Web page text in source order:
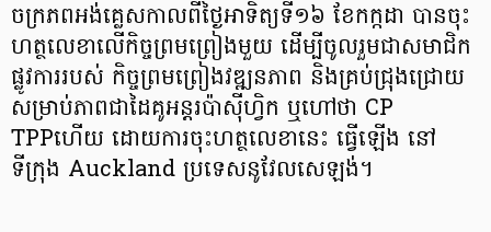
ចក្រភពអង់គ្លេសកាលពីថ្ងៃអាទិត្យទី១៦ ខែកក្កដា បានចុះ
ហត្ថលេខាលើកិច្ចព្រមព្រៀងមួយ ដើម្បីចូលរួមជាសមាជិក
ផ្លូវការរបស់ កិច្ចព្រមព្រៀងវឌ្ឍនភាព និងគ្រប់ជ្រុងជ្រោយ
សម្រាប់ភាពជាដៃគូអន្តរប៉ាស៊ីហ្វិក ឬហៅថា CP
TPPហើយ ដោយការចុះហត្ថលេខានេះ ធ្វើឡើង នៅ
ទីក្រុង Auckland ប្រទេសនូវែលសេឡង់។